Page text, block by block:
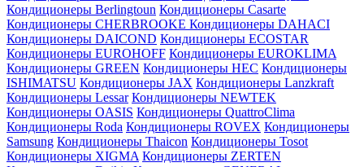
Кондиционеры Berlingtoun Кондиционеры Casarte
Кондиционеры CHERBROOKE Кондиционеры DAHACI
Кондиционеры DAICOND Кондиционеры ECOSTAR
Кондиционеры EUROHOFF Кондиционеры EUROKLIMA
Кондиционеры GREEN Кондиционеры HEC Кондиционеры
ISHIMATSU Кондиционеры JAX Кондиционеры Lanzkraft
Кондиционеры Lessar Кондиционеры NEWTEK
Кондиционеры OASIS Кондиционеры QuattroClima
Кондиционеры Roda Кондиционеры ROVEX Кондиционеры
Samsung Кондиционеры Thaicon Кондиционеры Tosot
Кондиционеры XIGMA Кондиционеры ZERTEN